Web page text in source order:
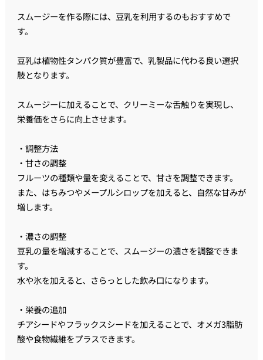
スムージーを作る際には、豆乳を利用するのもおすすめで
す。
豆乳は植物性タンパク質が豊富で、乳製品に代わる良い選択
肢となります。
スムージーに加えることで、クリーミーな舌触りを実現し、
栄養価をさらに向上させます。
・調整方法
・甘さの調整
フルーツの種類や量を変えることで、甘さを調整できます。
また、はちみつやメープルシロップを加えると、自然な甘みが
増します。
・濃さの調整
豆乳の量を増減することで、スムージーの濃さを調整できま
す。
水や氷を加えると、さらっとした飲み口になります。
・栄養の追加
チアシードやフラックスシードを加えることで、オメガ3脂肪
酸や食物繊維をプラスできます。